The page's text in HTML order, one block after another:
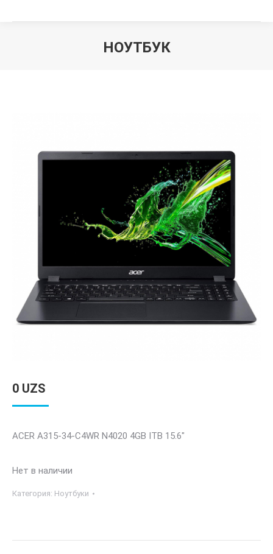
НОУТБУК
0 UZS
ACER A315-34-C4WR N4020 4GB ITB 15.6″
Нет в наличии
Категория: Ноутбуки